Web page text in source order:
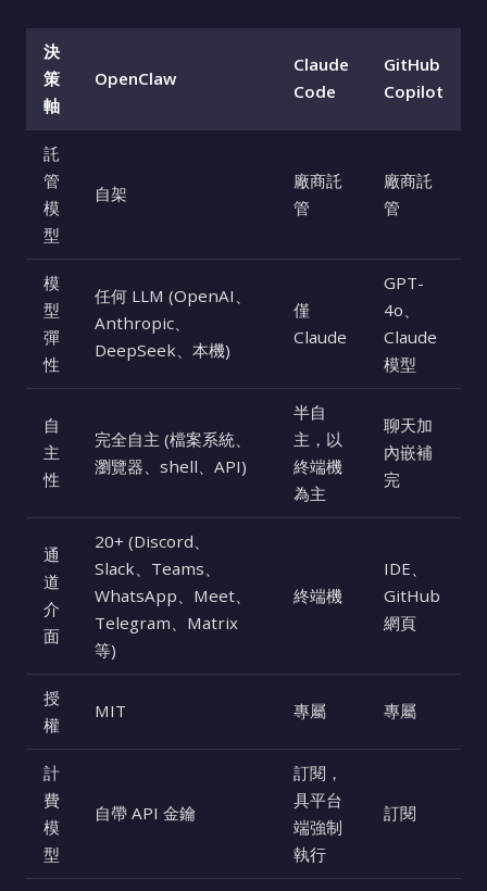
決
策
軸
OpenClaw
Claude
Code
GitHub
Copilot
託
管
模
型
自架
廠商託
管
廠商託
管
模
型
彈
性
任何 LLM (OpenAI、
Anthropic、
DeepSeek、本機)
僅
Claude
GPT-
4o、
Claude
模型
自
主
性
完全自主 (檔案系統、
瀏覽器、shell、API)
半自
主，以
終端機
為主
聊天加
內嵌補
完
通
道
介
面
20+ (Discord、
Slack、Teams、
WhatsApp、Meet、
Telegram、Matrix
等)
終端機
IDE、
GitHub
網頁
授
權
MIT 專屬 專屬
計
費
模
型
自帶 API 金鑰
訂閱，
具平台
端強制
執行
訂閱